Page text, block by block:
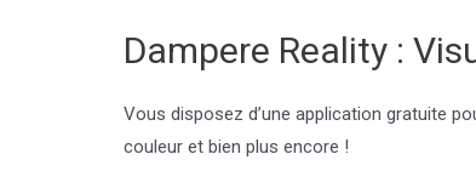
Dampere Reality :
Vous disposez d’une application gratuite
couleur et bien plus encore !